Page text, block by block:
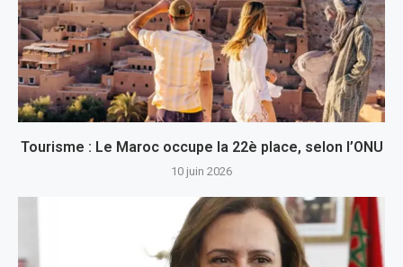
Tourisme : Le Maroc occupe la 22è place, selon l’ONU
10 juin 2026